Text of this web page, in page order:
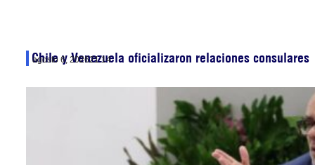
Chile y Venezuela oficializaron relaciones consulares
agosto 6, 202621:14